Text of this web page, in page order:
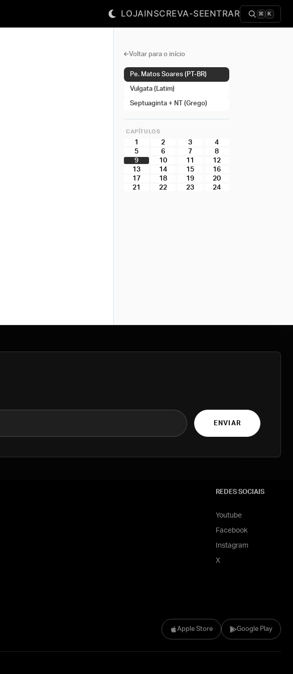
LOJAINSCREVA-SEENTRAR ⌘ K
Voltar para o início
Pe. Matos Soares (PT-BR)
Vulgata (Latim)
Septuaginta + NT (Grego)
CAPÍTULOS
1 2 3
4
5
6 7
8
9
10 11
12
13
14 15
16
17
18 19
20
21
22 23 24
ENVIAR
Apple Store Google Play
REDES SOCIAIS
Youtube
Facebook
Instagram
X